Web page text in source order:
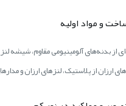
از بدنه‌های آلومینیومی مقاوم،
ارزان از پلاستیک، لنزهای ارزان و